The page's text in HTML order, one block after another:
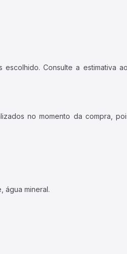
Consulte a estimativa
no momento da compra,
água mineral.